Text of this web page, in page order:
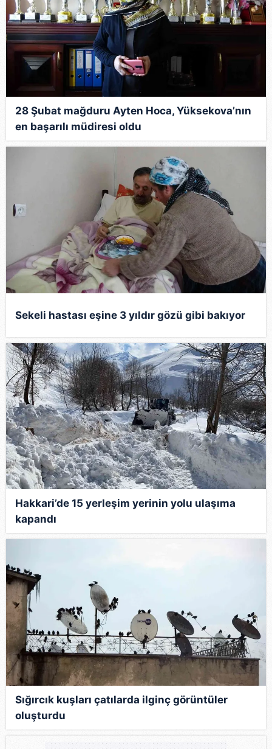
28 Şubat mağduru Ayten Hoca, Yüksekova’nın
en başarılı müdiresi oldu
Sekeli hastası eşine 3 yıldır gözü gibi bakıyor
Hakkari’de 15 yerleşim yerinin yolu ulaşıma
kapandı
Sığırcık kuşları çatılarda ilginç görüntüler
oluşturdu